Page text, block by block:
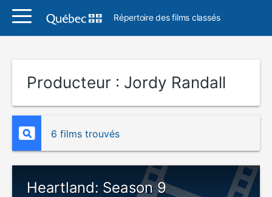
Répertoire des films classés
Producteur : Jordy Randall
6 films trouvés
Heartland: Season 9